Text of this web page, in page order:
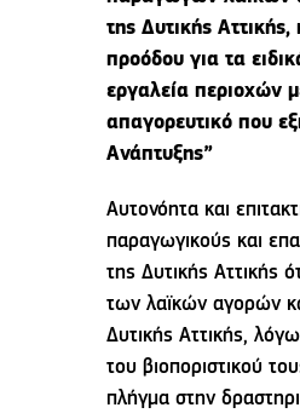
της Δυτικής
προόδου για τα
εργαλεία περιοχών
απαγορευτικό που
Ανάπτυξης”
Αυτονόητα και
παραγωγικούς και
της Δυτικής Αττικής
των λαϊκών αγορών
Δυτικής Αττικής,
του βιοποριστικού
πλήγμα στην